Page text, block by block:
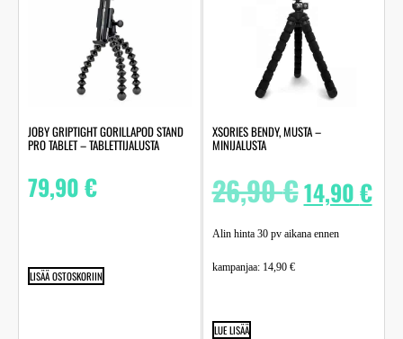
JOBY GRIPTIGHT GORILLAPOD STAND
PRO TABLET – TABLETTIJALUSTA
79,90€
LISÄÄ OSTOSKORIIN
XSORIES BENDY, MUSTA –
MINIJALUSTA
26,90€14,90€
Alin hinta 30 pv aikana ennen
kampanjaa: 14,90 €
LUE LISÄÄ